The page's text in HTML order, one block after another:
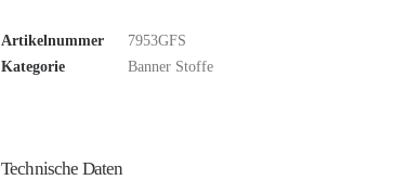
Artikelnummer
7953GFS
Kategorie
Banner Stoffe
Technische Daten